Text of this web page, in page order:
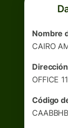
Nombre
CAIRO
OFFICE
Código